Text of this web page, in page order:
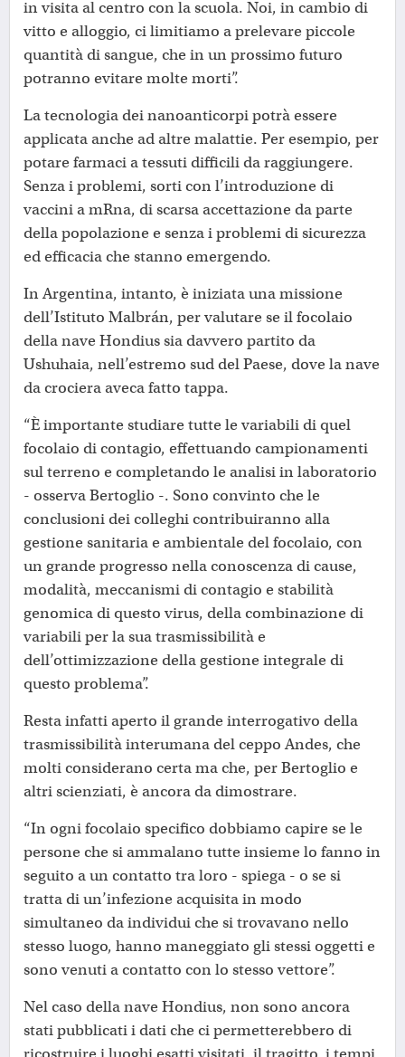
in visita al centro con la scuola. Noi, in cambio di
vitto e alloggio, ci limitiamo a prelevare piccole
quantità di sangue, che in un prossimo futuro
potranno evitare molte morti”.
La tecnologia dei nanoanticorpi potrà essere
applicata anche ad altre malattie. Per esempio, per
potare farmaci a tessuti difficili da raggiungere.
Senza i problemi, sorti con l’introduzione di
vaccini a mRna, di scarsa accettazione da parte
della popolazione e senza i problemi di sicurezza
ed efficacia che stanno emergendo.
In Argentina, intanto, è iniziata una missione
dell’Istituto Malbrán, per valutare se il focolaio
della nave Hondius sia davvero partito da
Ushuhaia, nell’estremo sud del Paese, dove la nave
da crociera aveca fatto tappa.
“È importante studiare tutte le variabili di quel
focolaio di contagio, effettuando campionamenti
sul terreno e completando le analisi in laboratorio
- osserva Bertoglio -. Sono convinto che le
conclusioni dei colleghi contribuiranno alla
gestione sanitaria e ambientale del focolaio, con
un grande progresso nella conoscenza di cause,
modalità, meccanismi di contagio e stabilità
genomica di questo virus, della combinazione di
variabili per la sua trasmissibilità e
dell’ottimizzazione della gestione integrale di
questo problema”.
Resta infatti aperto il grande interrogativo della
trasmissibilità interumana del ceppo Andes, che
molti considerano certa ma che, per Bertoglio e
altri scienziati, è ancora da dimostrare.
“In ogni focolaio specifico dobbiamo capire se le
persone che si ammalano tutte insieme lo fanno in
seguito a un contatto tra loro - spiega - o se si
tratta di un’infezione acquisita in modo
simultaneo da individui che si trovavano nello
stesso luogo, hanno maneggiato gli stessi oggetti e
sono venuti a contatto con lo stesso vettore”.
Nel caso della nave Hondius, non sono ancora
stati pubblicati i dati che ci permetterebbero di